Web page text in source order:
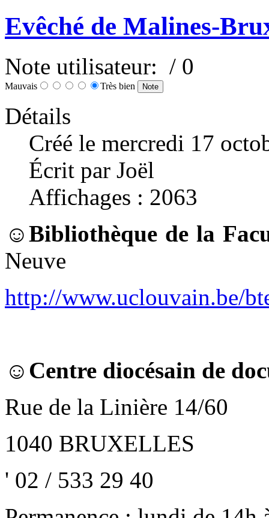
Evêché de Malines-
Note utilisateur: / 0
Mauvais Très bien
Détails
Créé le mercredi 17
Écrit par Joël
Affichages : 2063
☺Bibliothèque de la
Neuve
http://www.uclouvain.be/
☺ Centre diocésain de
Rue de la Linière 14/60
1040 BRUXELLES
' 02 / 533 29 40